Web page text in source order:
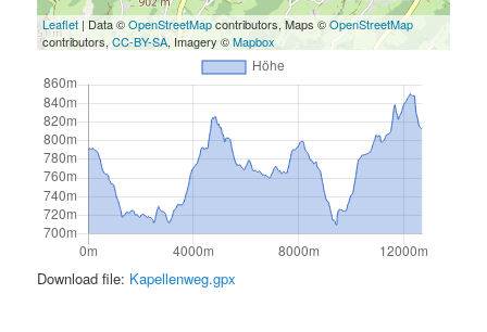
Leaflet | Data ©OpenStreetMapcontributors, Maps ©OpenStreetMap
contributors,CC-BY-SA, Imagery ©Mapbox
Download file: Kapellenweg.gpx